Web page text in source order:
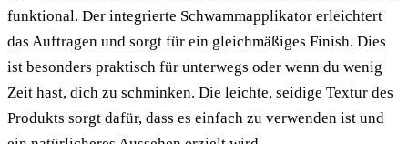
funktional. Der integrierte Schwammapplikator erleichtert
das Auftragen und sorgt für ein gleichmäßiges Finish. Dies
ist besonders praktisch für unterwegs oder wenn du wenig
Zeit hast, dich zu schminken. Die leichte, seidige Textur des
Produkts sorgt dafür, dass es einfach zu verwenden ist und